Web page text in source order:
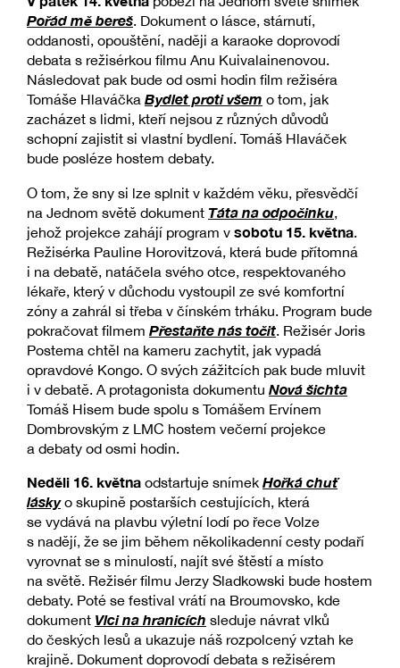
Pořád mě bereš. Dokument o lásce, stárnutí,
oddanosti, opouštění, naději a karaoke doprovodí
debata s režisérkou filmu Anu Kuivalainenovou.
Následovat pak bude od osmi hodin film režiséra
Tomáše Hlaváčka Bydlet proti všem o tom, jak
zacházet s lidmi, kteří nejsou z různých důvodů
schopní zajistit si vlastní bydlení. Tomáš Hlaváček
bude posléze hostem debaty.
O tom, že sny si lze splnit v každém věku, přesvědčí
na Jednom světě dokument Táta na odpočinku
jehož projekce zahájí program v sobotu 15. května
Režisérka Pauline Horovitzová, která bude přítomná
i na debatě, natáčela svého otce, respektovaného
lékaře, který v důchodu vystoupil ze své komfortní
zóny a zahrál si třeba v čínském trháku. Program bude
pokračovat filmem Přestaňte nás točit . Režisér Joris
Postema chtěl na kameru zachytit, jak vypadá
opravdové Kongo. O svých zážitcích pak bude mluvit
i v debatě. A protagonista dokumentu Nová šichta
Tomáš Hisem bude spolu s Tomášem Ervínem
Dombrovským z LMC hostem večerní projekce
a debaty od osmi hodin.
Neděli 16. května odstartuje snímek Hořká chuť
láskyo skupině postarších cestujících, která
se vydává na plavbu výletní lodí po řece Volze
s nadějí, že se jim během několikadenní cesty podaří
vyrovnat se s minulostí, najít své štěstí a místo
na světě. Režisér filmu Jerzy Sladkowski bude hostem
debaty. Poté se festival vrátí na Broumovsko, kde
dokument Vlci na hranicích sleduje návrat vlků
do českých lesů a ukazuje náš rozpolcený vztah ke
krajině. Dokument doprovodí debata s režisérem